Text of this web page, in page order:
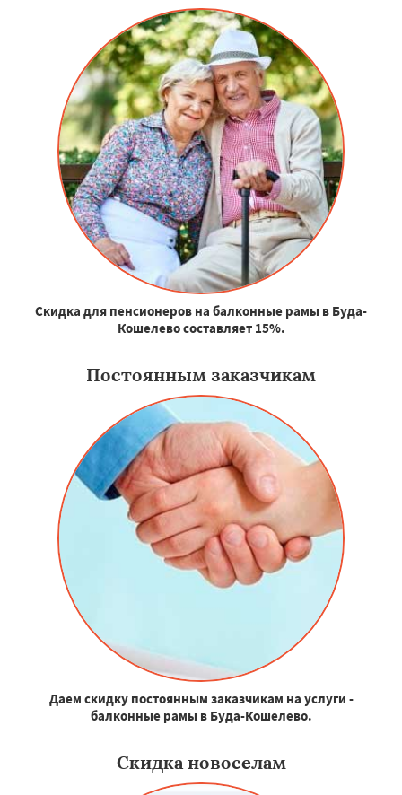
Скидка для пенсионеров на балконные рамы в Буда-
Кошелево составляет 15%.
Постоянным заказчикам
Даем скидку постоянным заказчикам на услуги -
балконные рамы в Буда-Кошелево.
Скидка новоселам